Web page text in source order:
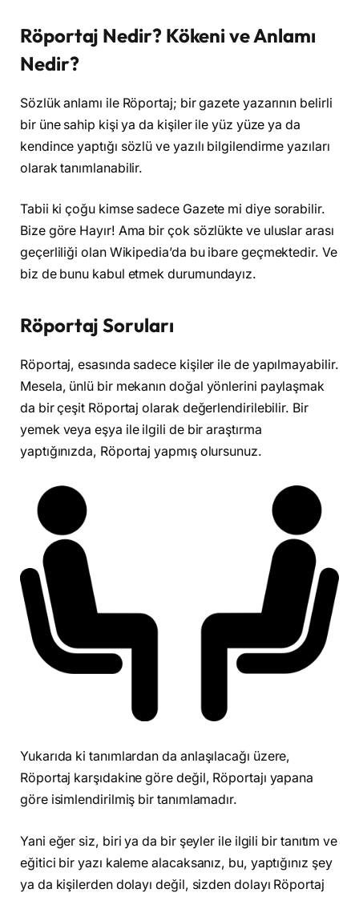
Röportaj Nedir? Kökeni ve Anlamı
Nedir?
Sözlük anlamı ile Röportaj; bir gazete yazarının belirli
bir üne sahip kişi ya da kişiler ile yüz yüze ya da
kendince yaptığı sözlü ve yazılı bilgilendirme yazıları
olarak tanımlanabilir.
Tabii ki çoğu kimse sadece Gazete mi diye sorabilir.
Bize göre Hayır! Ama bir çok sözlükte ve uluslar arası
geçerliliği olan Wikipedia’da bu ibare geçmektedir. Ve
biz de bunu kabul etmek durumundayız.
Röportaj Soruları
Röportaj, esasında sadece kişiler ile de yapılmayabilir.
Mesela, ünlü bir mekanın doğal yönlerini paylaşmak
da bir çeşit Röportaj olarak değerlendirilebilir. Bir
yemek veya eşya ile ilgili de bir araştırma
yaptığınızda, Röportaj yapmış olursunuz.
Yukarıda ki tanımlardan da anlaşılacağı üzere,
Röportaj karşıdakine göre değil, Röportajı yapana
göre isimlendirilmiş bir tanımlamadır.
Yani eğer siz, biri ya da bir şeyler ile ilgili bir tanıtım ve
eğitici bir yazı kaleme alacaksanız, bu, yaptığınız şey
ya da kişilerden dolayı değil, sizden dolayı Röportaj